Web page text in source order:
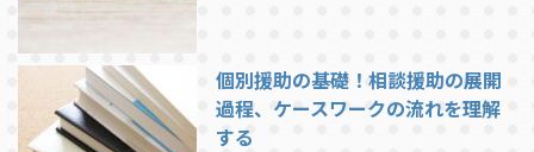
個別援助の基礎！相談援助の展開
過程、ケースワークの流れを理解
する